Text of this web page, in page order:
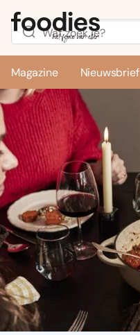
Magazine Nieuwsbrief